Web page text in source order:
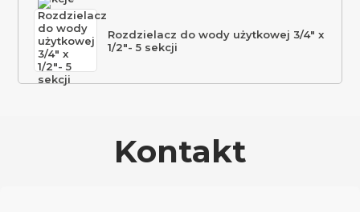
Rozdzielacz do wody użytkowej 3/4″ x
1/2″- 5 sekcji
Kontakt